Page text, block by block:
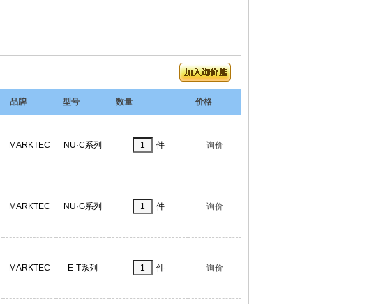
品牌 型号 数量 价格
MARKTEC NU·C系列 件 询价
MARKTEC NU·G系列 件 询价
MARKTEC E-T系列 件 询价